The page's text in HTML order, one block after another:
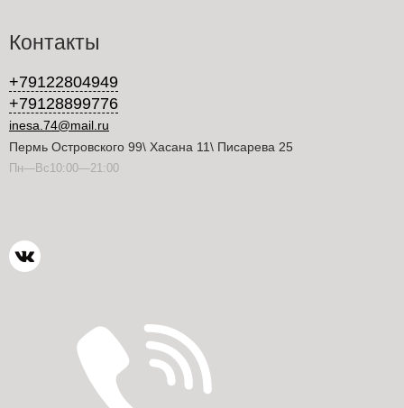
Контакты
+79122804949
+79128899776
inesa.74@mail.ru
Пермь Островского 99\ Хасана 11\ Писарева 25
Пн—Вс10:00—21:00